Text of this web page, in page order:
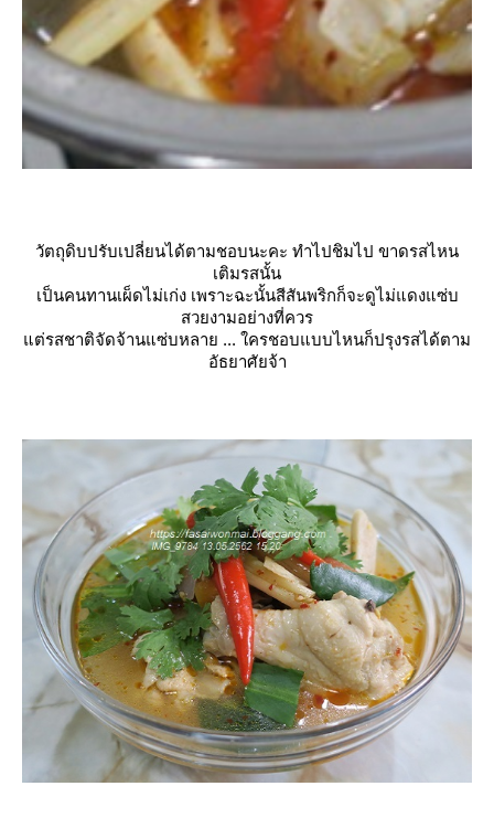
วัตถุดิบปรับเปลี่ยนได้ตามชอบนะคะ ทำไปชิมไป ขาดรสไหน
เติมรสนั้น
เป็นคนทานเผ็ดไม่เก่ง เพราะฉะนั้นสีสันพริกก็จะดูไม่แดงแซ่บ
สวยงามอย่างที่ควร
ต่รสชาติจัดจ้านแซ่บหลาย ... ใครชอบแบบไหนก็ปรุงรสได้ตาม
อัธยาศัยจ้า